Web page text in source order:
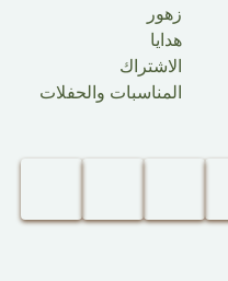
زهور
هدايا
الاشتراك
المناسبات والحفلات